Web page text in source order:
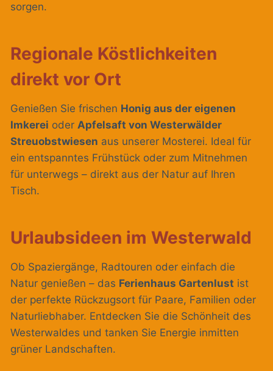
sorgen.
Regionale Köstlichkeiten
direkt vor Ort
Genießen Sie frischen Honig aus der eigenen
Imkerei oder Apfelsaft von Westerwälder
Streuobstwiesen aus unserer Mosterei. Ideal für
ein entspanntes Frühstück oder zum Mitnehmen
für unterwegs – direkt aus der Natur auf Ihren
Tisch.
Urlaubsideen im Westerwald
Ob Spaziergänge, Radtouren oder einfach die
Natur genießen – das Ferienhaus Gartenlust ist
der perfekte Rückzugsort für Paare, Familien oder
Naturliebhaber. Entdecken Sie die Schönheit des
Westerwaldes und tanken Sie Energie inmitten
grüner Landschaften.